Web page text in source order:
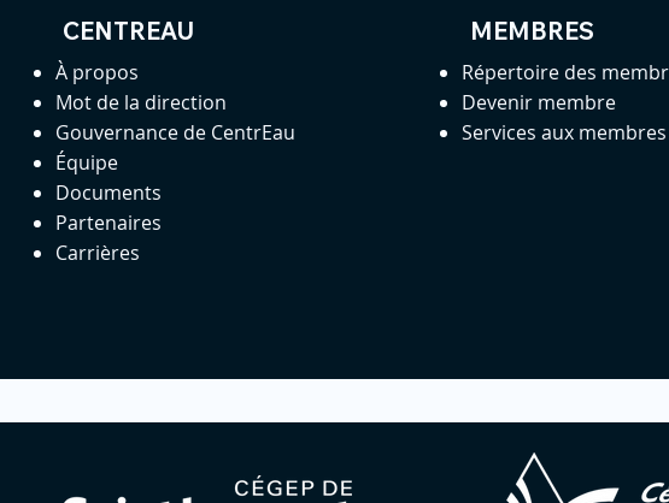
CENTREAU
À propos
Mot de la direction
Gouvernance de CentrEau
Équipe
Documents
Partenaires
Carrières
MEMBRES
Répertoire des
Devenir membre
Services aux membres